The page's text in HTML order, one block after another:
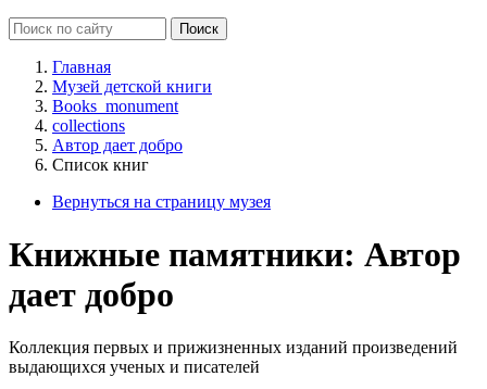
Главная
Музей детской книги
Books_monument
collections
Автор дает добро
Список книг
Вернуться на страницу музея
Книжные памятники: Автор
дает добро
Коллекция первых и прижизненных изданий произведений
выдающихся ученых и писателей